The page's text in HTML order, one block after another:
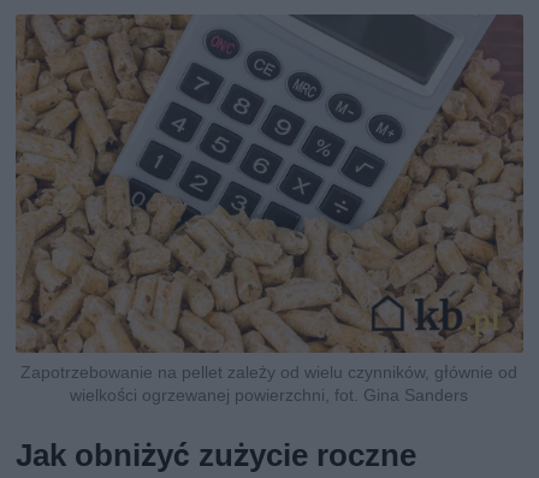
Zapotrzebowanie na pellet zależy od wielu czynników, głównie od
wielkości ogrzewanej powierzchni, fot. Gina Sanders
Jak obniżyć zużycie roczne